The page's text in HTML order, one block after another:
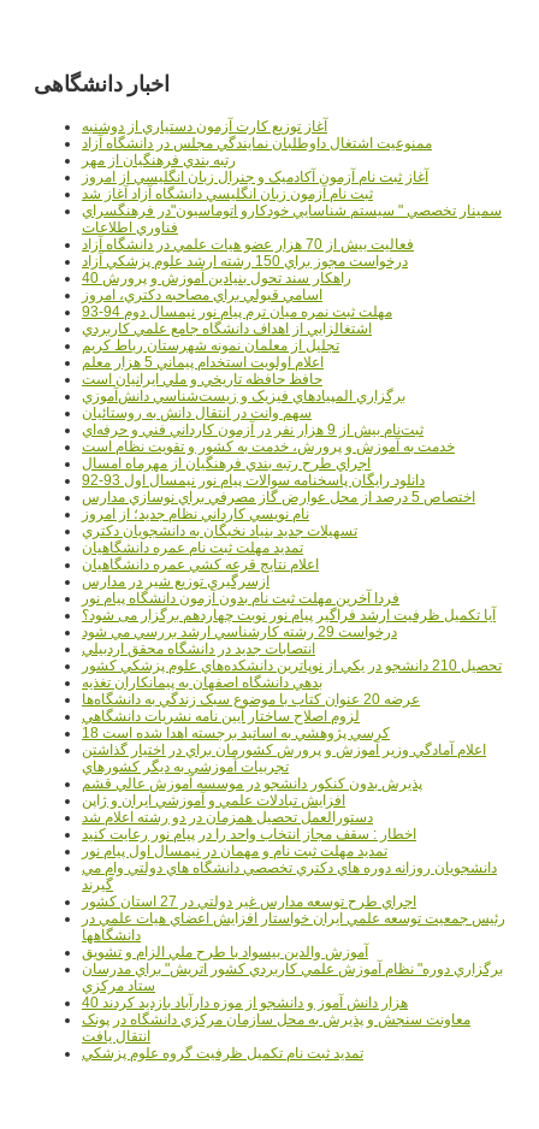
اخبار دانشگاهی
آغاز توزيع کارت آزمون دستياري از دوشنبه
ممنوعيت اشتغال داوطلبان نمايندگي مجلس در دانشگاه آزاد
رتبه بندي فرهنگيان از مهر
آغاز ثبت نام آزمون آکادميک و جنرال زبان انگليسي از امروز
ثبت نام آزمون زبان انگليسي دانشگاه آزاد آغاز شد
سمينار تخصصي " سيستم شناسايي خودکارو اتوماسيون"در فرهنگسراي
فناوري اطلاعات
فعاليت بيش از 70 هزار عضو هيات علمي در دانشگاه آزاد
درخواست مجوز براي 150 رشته ارشد علوم پزشکي آزاد
40 راهکار سند تحول بنيادين آموزش و پرورش
اسامي قبولي براي مصاحبه دکتري، امروز
مهلت ثبت نمره میان ترم پیام نور نیمسال دوم 94-93
اشتغالزايي از اهداف دانشگاه جامع علمي کاربردي
تجليل از معلمان نمونه شهرستان رباط کريم
اعلام اولويت استخدام پيماني 5 هزار معلم
حافظ حافظه تاريخي و ملي ايرانيان است
برگزاري المپيادهاي فيزيک و زيست‌شناسي دانش‌آموزي
سهم وانت در انتقال دانش به روستائيان
ثبت‌نام بيش از 9 هزار نفر در آزمون کارداني فني و حرفه‌اي
خدمت به آموزش و پرورش، خدمت به کشور و تقويت نظام است
اجراي طرح رتبه بندي فرهنگيان از مهرماه امسال
دانلود رایگان پاسخنامه سوالات پیام نور نیمسال اول 93-92
اختصاص 5 درصد از محل عوارض گاز مصرفي براي نوسازي مدارس
نام نويسي کارداني نظام جديد؛ از امروز
تسهيلات جديد بنياد نخبگان به دانشجويان دکتري
تمديد مهلت ثبت نام عمره دانشگاهيان
اعلام نتايج قرعه کشي عمره دانشگاهيان
ازسرگيري توزيع شير در مدارس
فردا آخرین مهلت ثبت نام بدون آزمون دانشگاه پیام نور
آیا تکمیل ظرفیت ارشد فراگیر پیام نور نوبت چهاردهم برگزار می شود؟
درخواست 29 رشته کارشناسي ارشد بررسي مي شود
انتصابات جديد در دانشگاه محقق اردبيلي
تحصيل 210 دانشجو در يکي از نوپاترين دانشکده‌هاي علوم پزشکي کشور
بدهي دانشگاه اصفهان به پيمانکاران تغذيه
عرضه 20 عنوان کتاب با موضوع سبک زندگي به دانشگاه‌ها
لزوم اصلاح ساختار آيين نامه نشريات دانشگاهي
18 کرسي پژوهشي به اساتيد برجسته اهدا شده است
اعلام آمادگي وزير آموزش و پرورش کشورمان براي در اختيار گذاشتن
تجربيات آموزشي به ديگر کشورهاي
پذيرش بدون کنکور دانشجو در موسسه آموزش عالي قشم
افزايش تبادلات علمي و آموزشي ايران و ژاپن
دستورالعمل تحصیل همزمان در دو رشته اعلام شد
اخطار : سقف مجاز انتخاب واحد را در پیام نور رعایت کنید
تمدید مهلت ثبت نام و مهمان در نیمسال اول پیام نور
دانشجويان روزانه دوره هاي دكتري تخصصي دانشگاه هاي دولتي وام مي
گيرند
اجراي طرح توسعه مدارس غير دولتي در 27 استان کشور
رئيس جمعيت توسعه علمي ايران خواستار افزايش اعضاي هيات علمي در
دانشگاهها
آموزش والدين بيسواد با طرح ملي الزام و تشويق
برگزاري دوره" نظام آموزش علمي كاربردي كشور اتريش" براي مدرسان
ستاد مرکزي
40 هزار دانش آموز و دانشجو از موزه دارآباد بازديد کردند
معاونت سنجش و پذيرش به محل سازمان مرکزي دانشگاه در پونک
انتقال يافت
تمديد ثبت نام تکميل ظرفيت گروه علوم پزشکي